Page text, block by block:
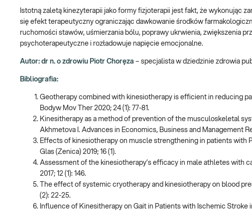
Istotną zaletą kinezyterapii jako formy fizjoterapii jest fakt, że wykonując
się efekt terapeutyczny ograniczając dawkowanie środków
ruchomości stawów, uśmierzania bólu, poprawy ukrwienia, zwiększenia
psychoterapeutyczne i rozładowuje napięcie emocjonalne.
Autor: dr n. o zdrowiu Piotr Choręza – specjalista w dziedzinie zdrowia
Bibliografia:
Geotherapy combined with kinesiotherapy is efficient in reducing
Bodyw Mov Ther 2020; 24 (1): 77-81.
Kinesitherapy as a method of prevention of the musculoskeletal
Akhmetova I. Advances in Economics, Business and Management
Effects of kinesiotherapy on muscle strengthening in patients with
Glas (Zenica) 2019; 16 (1).
Assessment of the kinesiotherapy’s efficacy in male athletes with
2017; 12 (1): 146.
The effect of systemic cryotherapy and kinesiotherapy on blood
(2): 22-25.
Influence of Kinesitherapy on Gait in Patients with Ischemic Stroke